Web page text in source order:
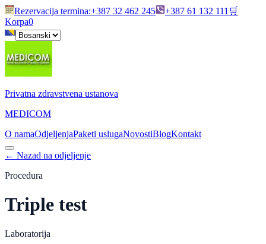
Rezervacija termina:+387 32 462 245 +387 61 132 111 🛒
Korpa0
Privatna zdravstvena ustanova
MEDICOM
O namaOdjeljenjaPaketi uslugaNovostiBlogKontakt
← Nazad na odjeljenje
Procedura
Triple test
Laboratorija